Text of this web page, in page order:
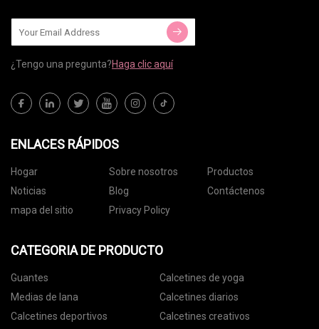
¿Tengo una pregunta?Haga clic aquí
ENLACES RÁPIDOS
Hogar Sobre nosotros
Productos
Noticias
Blog
Contáctenos
mapa del sitio
Privacy Policy
CATEGORIA DE PRODUCTO
Guantes
Calcetines de yoga
Medias de lana
Calcetines diarios
Calcetines deportivos
Calcetines creativos